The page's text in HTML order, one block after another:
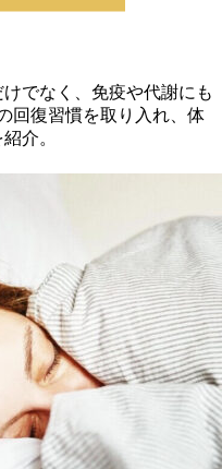
でなく、免疫や代謝にも
回復習慣を取り入れ、体
介。